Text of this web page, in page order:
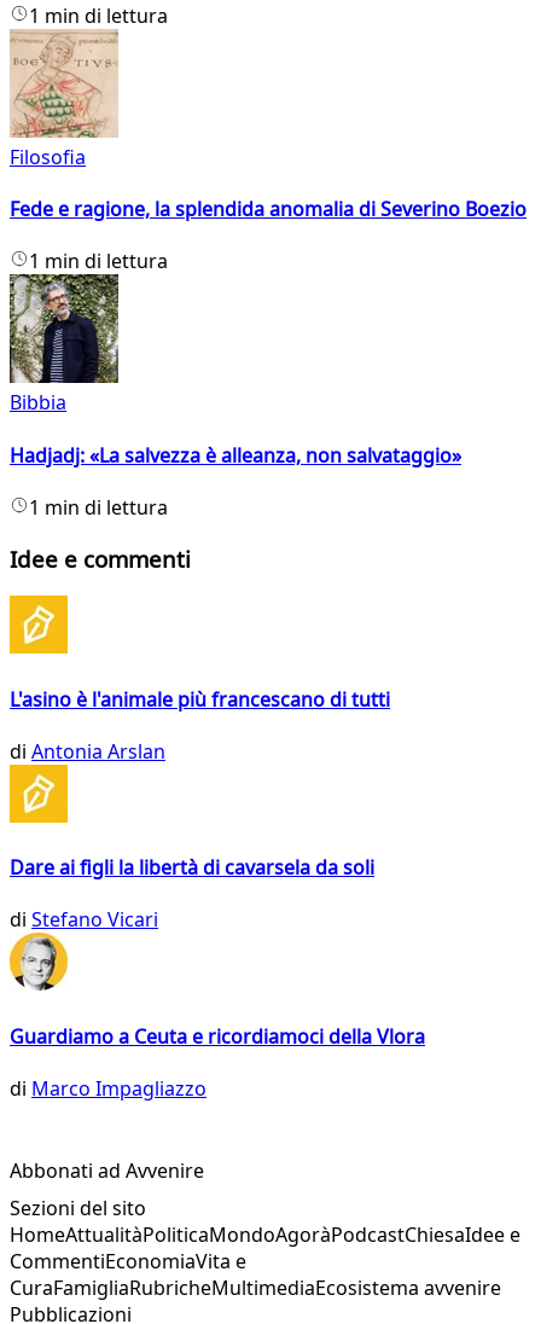
1 min di lettura
Filosofia
Fede e ragione, la splendida anomalia di Severino Boezio
1 min di lettura
Bibbia
Hadjadj: «La salvezza è alleanza, non salvataggio»
1 min di lettura
Idee e commenti
L'asino è l'animale più francescano di tutti
di Antonia Arslan
Dare ai figli la libertà di cavarsela da soli
di Stefano Vicari
Guardiamo a Ceuta e ricordiamoci della Vlora
di Marco Impagliazzo
Abbonati ad Avvenire
Sezioni del sito
HomeAttualitàPoliticaMondoAgoràPodcastChiesaIdee e
CommentiEconomiaVita e
CuraFamigliaRubricheMultimediaEcosistema avvenire
Pubblicazioni